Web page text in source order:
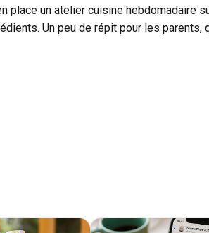
place un atelier cuisine hebdomadaire
Un peu de répit pour les parents,